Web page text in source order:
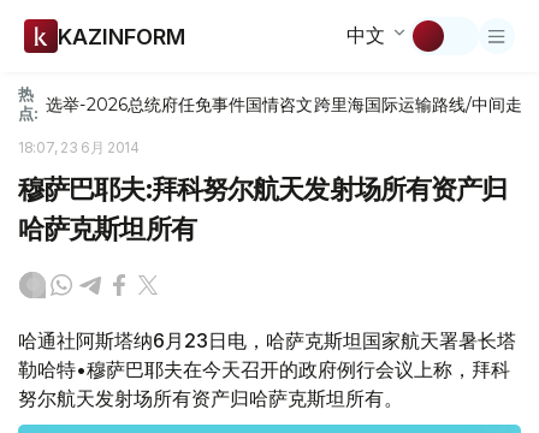
KAZINFORM 中文
热
点: 选举-2026总统府任免事件国情咨文跨里海国际运输路线/中间走廊
18:07, 23 6月 2014
穆萨巴耶夫:拜科努尔航天发射场所有资产归
哈萨克斯坦所有
哈通社阿斯塔纳6月23日电，哈萨克斯坦国家航天署暑长塔
勒哈特•穆萨巴耶夫在今天召开的政府例行会议上称，拜科
努尔航天发射场所有资产归哈萨克斯坦所有。